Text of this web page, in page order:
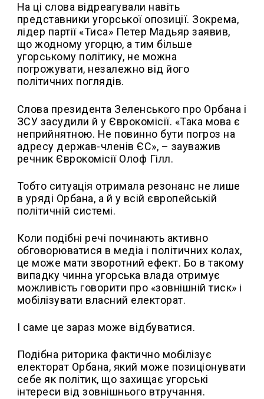
На ці слова відреагували навіть
представники угорської опозиції. Зокрема,
лідер партії «Тиса» Петер Мадьяр заявив,
що жодному угорцю, а тим більше
угорському політику, не можна
погрожувати, незалежно від його
політичних поглядів.
Слова президента Зеленського про Орбана і
ЗСУ засудили й у Єврокомісії. «Така мова є
неприйнятною. Не повинно бути погроз на
адресу держав-членів ЄС», – зауважив
речник Єврокомісії Олоф Гілл.
Тобто ситуація отримала резонанс не лише
в уряді Орбана, а й у всій європейській
політичній системі.
Коли подібні речі починають активно
обговорюватися в медіа і політичних колах,
це може мати зворотний ефект. Бо в такому
випадку чинна угорська влада отримує
можливість говорити про «зовнішній тиск» і
мобілізувати власний електорат.
І саме це зараз може відбуватися.
Подібна риторика фактично мобілізує
електорат Орбана, який може позиціонувати
себе як політик, що захищає угорські
інтереси від зовнішнього втручання.